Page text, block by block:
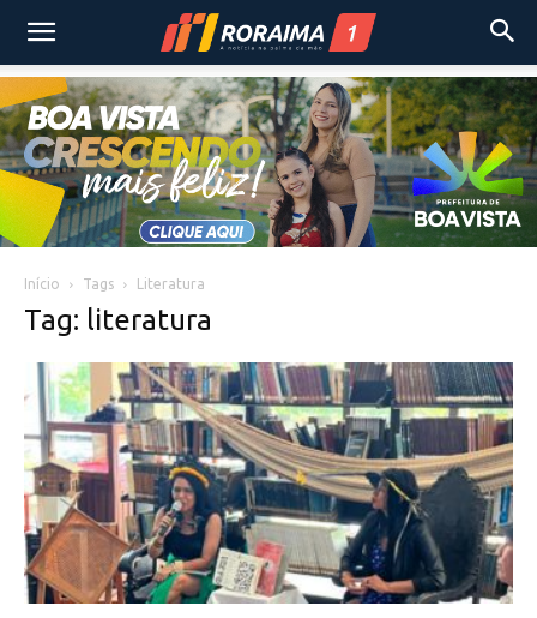
Início Tags Literatura
Tag: literatura